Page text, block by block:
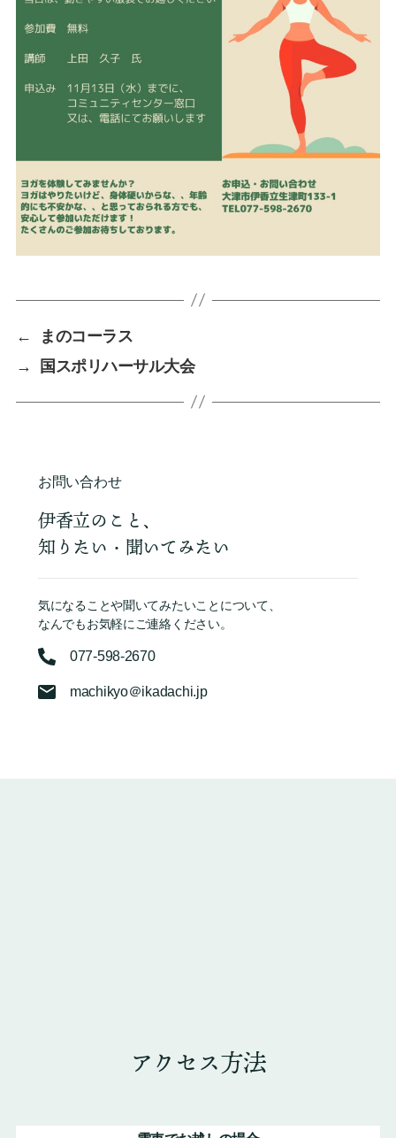
←
まのコーラス
→
国スポリハーサル大会
お問い合わせ
伊香立のこと、
知りたい・聞いてみたい
気になることや聞いてみたいことについて、
なんでもお気軽にご連絡ください。
077-598-2670
machikyo＠ikadachi.jp
アクセス方法